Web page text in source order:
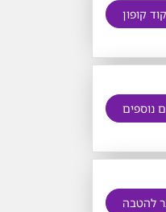
קוד קופון
נוספים
להטבה